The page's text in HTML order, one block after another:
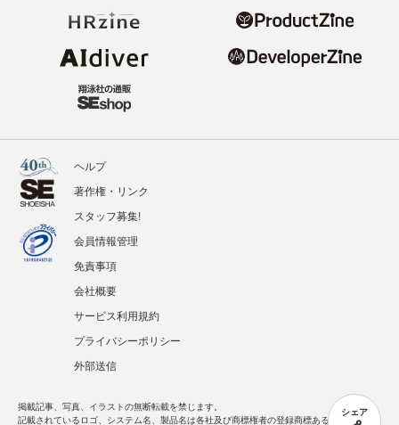
シェア
ヘルプ
著作権・リンク
スタッフ募集!
会員情報管理
免責事項
会社概要
サービス利用規約
プライバシーポリシー
外部送信
掲載記事、写真、イラストの無断転載を禁じます。
記載されているロゴ、システム名、製品名は各社及び商標権者の登録商標あるいは商標で